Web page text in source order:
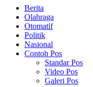
Berita
Olahraga
Otomatif
Politik
Nasional
Contoh Pos
Standar Pos
Video Pos
Galeri Pos